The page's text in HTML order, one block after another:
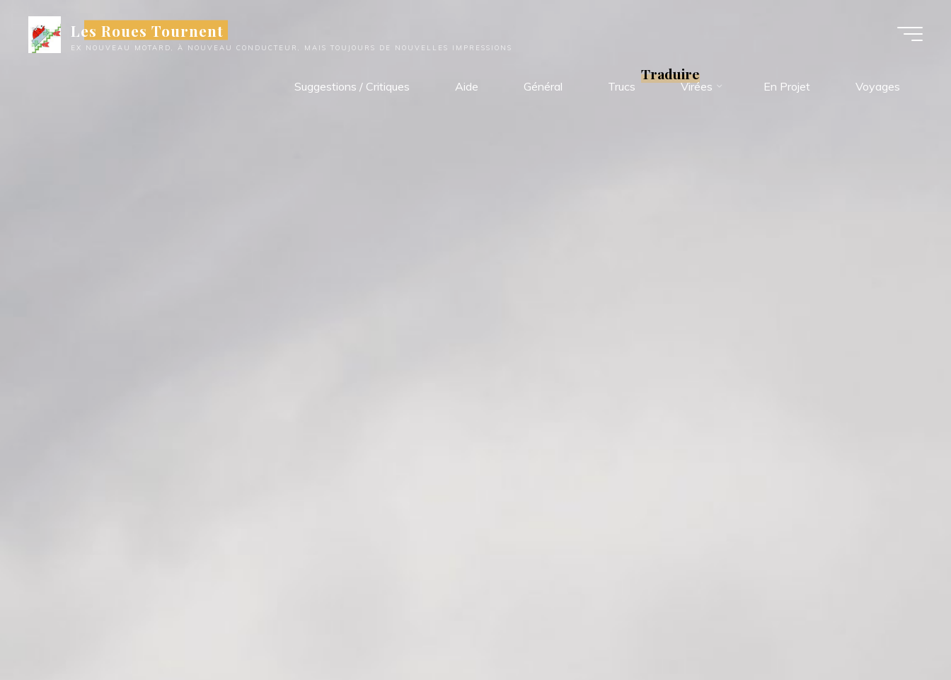
contenu
Les Roues Tournent
EX NOUVEAU MOTARD, À NOUVEAU CONDUCTEUR, MAIS TOUJOURS DE NOUVELLES IMPRESSIONS
Suggestions / Critiques Aide Général Trucs Virées En Projet Voyages
Traduire